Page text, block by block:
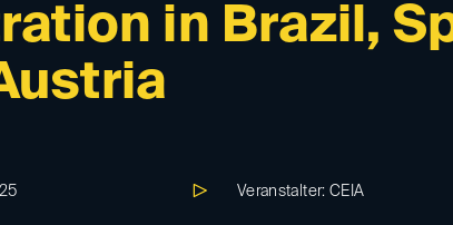
in Brazil,
Veranstalter: CEIA